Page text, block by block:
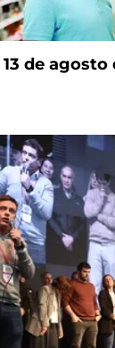
de agosto